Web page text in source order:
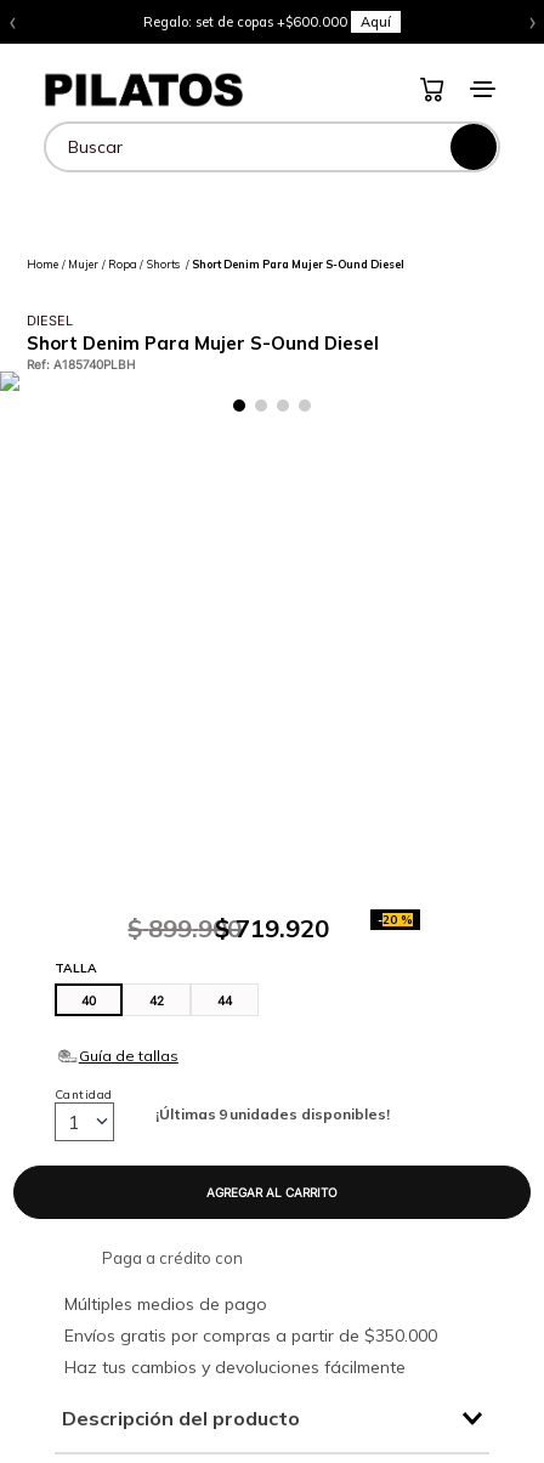
‹ Regalo: set de copas +$600.000 Aquí ›
Buscar
Mujer Ropa Shorts Short Denim Para Mujer S-Ound Diesel
DIESEL
Short Denim Para Mujer S-Ound Diesel
Ref:A185740PLBH
$ 899.900
$ 719.920 -20 %
TALLA
40 42 44
¡Últimas 9 unidades disponibles!
Cantidad
1
Paga a crédito con
Múltiples medios de pago
Envíos gratis por compras a partir de $350.000
Haz tus cambios y devoluciones fácilmente
Descripción del producto